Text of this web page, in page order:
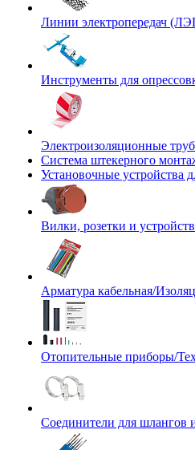
Линии электропередач
Инструменты для
Электроизоляционные
Система штекерного
Установочные устройства
Вилки, розетки и
Арматура кабельная/
Отопительные приборы/
Соединители для шлангов